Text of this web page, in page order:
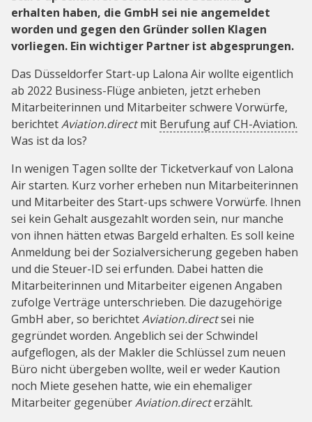
erhalten haben, die GmbH sei nie angemeldet
worden und gegen den Gründer sollen Klagen
vorliegen. Ein wichtiger Partner ist abgesprungen.
Das Düsseldorfer Start-up Lalona Air wollte eigentlich
ab 2022 Business-Flüge anbieten, jetzt erheben
Mitarbeiterinnen und Mitarbeiter schwere Vorwürfe,
berichtetAviation.directmit Berufung auf CH-Aviation.
Was ist da los?
In wenigen Tagen sollte der Ticketverkauf von Lalona
Air starten. Kurz vorher erheben nun Mitarbeiterinnen
und Mitarbeiter des Start-ups schwere Vorwürfe. Ihnen
sei kein Gehalt ausgezahlt worden sein, nur manche
von ihnen hätten etwas Bargeld erhalten. Es soll keine
Anmeldung bei der Sozialversicherung gegeben haben
und die Steuer-ID sei erfunden. Dabei hatten die
Mitarbeiterinnen und Mitarbeiter eigenen Angaben
zufolge Verträge unterschrieben. Die dazugehörige
GmbH aber, so berichtetAviation.directsei nie
gegründet worden. Angeblich sei der Schwindel
aufgeflogen, als der Makler die Schlüssel zum neuen
Büro nicht übergeben wollte, weil er weder Kaution
noch Miete gesehen hatte, wie ein ehemaliger
Mitarbeiter gegenüberAviation.directerzählt.